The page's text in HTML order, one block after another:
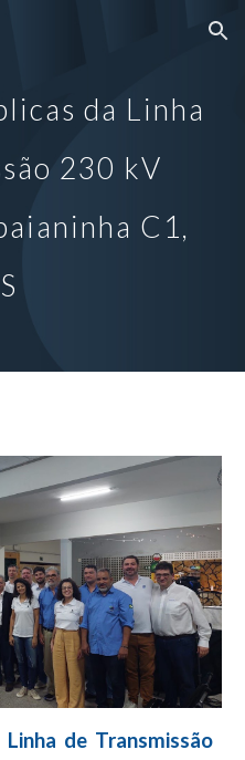
Skip to navigation
da Linha
230 kV
C1,
Linha de Transmissão